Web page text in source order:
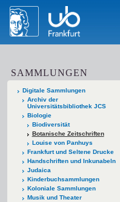
SAMMLUNGEN
Digitale Sammlungen
Archiv der
Universitätsbibliothek JCS
Biologie
Biodiversität
Botanische Zeitschriften
Louise von Panhuys
Frankfurt und Seltene Drucke
Handschriften und Inkunabeln
Judaica
Kinderbuchsammlungen
Koloniale Sammlungen
Musik und Theater